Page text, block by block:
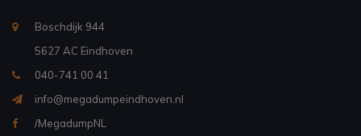
Boschdijk 944
5627 AC Eindhoven
040-741 00 41
info@megadumpeindhoven.nl
/MegadumpNL